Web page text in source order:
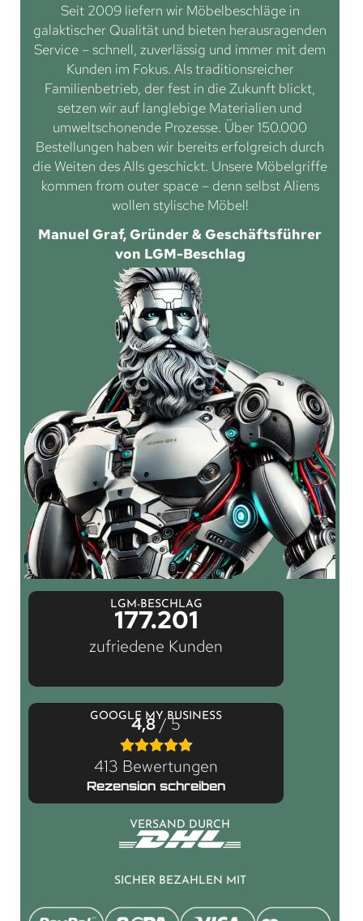
Seit 2009 liefern wir Möbelbeschläge in
galaktischer Qualität und bieten herausragenden
Service – schnell, zuverlässig und immer mit dem
Kunden im Fokus. Als traditionsreicher
Familienbetrieb, der fest in die Zukunft blickt,
setzen wir auf langlebige Materialien und
umweltschonende Prozesse. Über 150.000
Bestellungen haben wir bereits erfolgreich durch
die Weiten des Alls geschickt. Unsere Möbelgriffe
kommen from outer space – denn selbst Aliens
wollen stylische Möbel!
Manuel Graf, Gründer & Geschäftsführer
von LGM-Beschlag
LGM-BESCHLAG
177.201
zufriedene Kunden
GOOGLE MY BUSINESS
4,8/ 5
413 Bewertungen
Rezension schreiben
VERSAND DURCH
SICHER BEZAHLEN MIT